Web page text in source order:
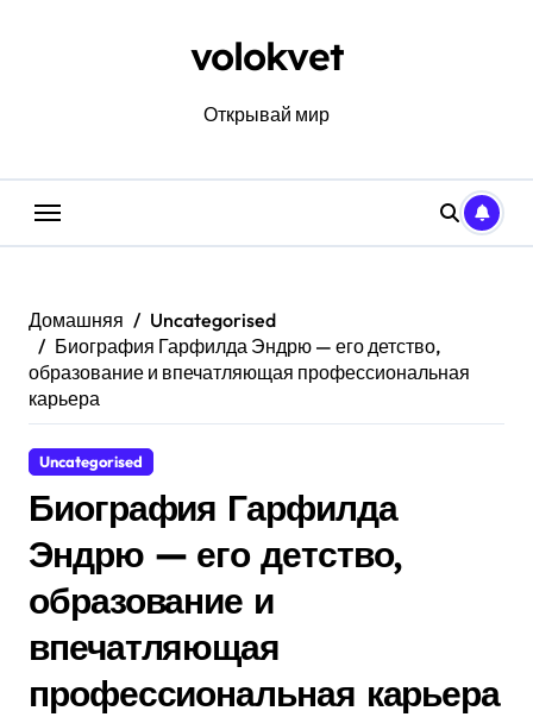
volokvet
Открывай мир
Домашняя
Uncategorised
Биография Гарфилда Эндрю — его детство,
образование и впечатляющая профессиональная
карьера
Uncategorised
Биография Гарфилда
Эндрю — его детство,
образование и
впечатляющая
профессиональная карьера